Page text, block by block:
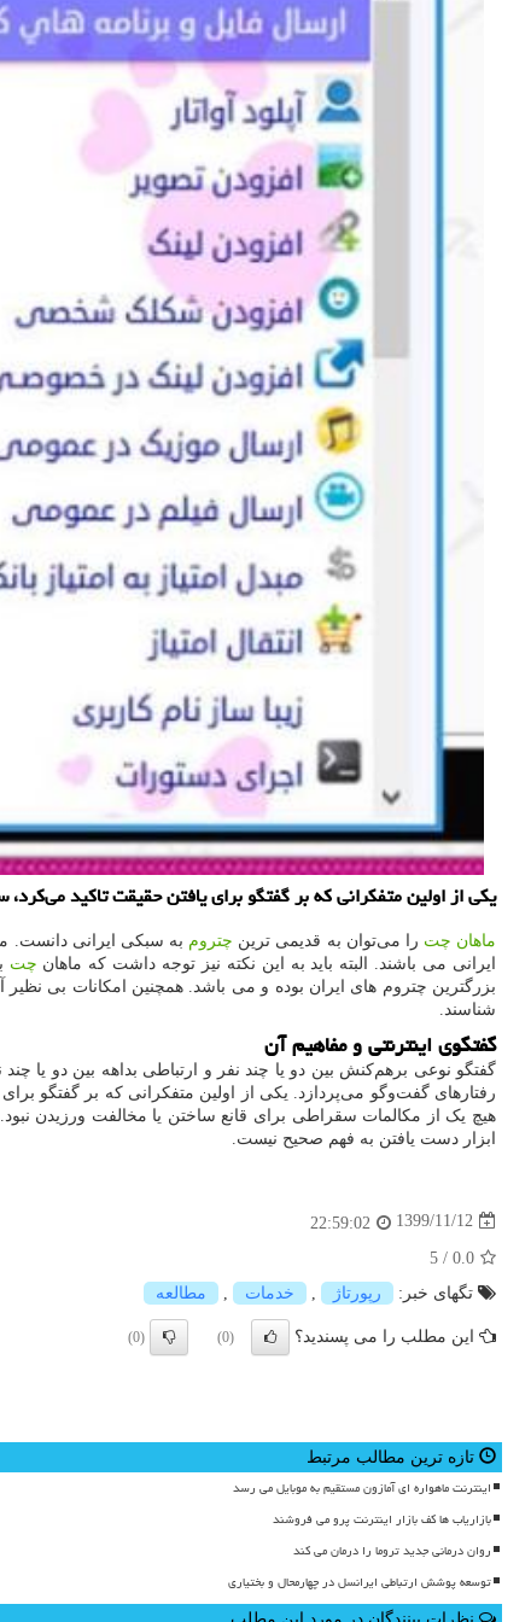
یكی از اولین متفكرانی كه بر گفتگو برای یافتن حقیقت تاكید
ماهان چت را میتوان به قدیمی ترین چتروم به سبکی ایرانی دانست.
ایرانی می باشند. البته باید به این نکته نیز توجه داشت که ماهان چت
بزرگترین چتروم های ایران بوده و می باشد. همچنین امکانات بی
شناسند.
گفتگوی اینترنتی و مفاهیم آن
گفتگو نوعی برهم‌کنش بین دو یا چند نفر و ارتباطی بداهه بین دو
رفتارهای گفت‌وگو می‌پردازد. یکی از اولین متفکرانی که بر گفتگو
هیچ یک از مکالمات سقراطی برای قانع ساختن یا مخالفت‌ ورزیدن
ابزار دست یافتن به فهم صحیح نیست.
1399/11/12
22:59:02
0.0
/
5
تگهای خبر:
رپورتاژ خدمات مطالعه
این مطلب را می پسندید؟ (0)
(0)
تازه ترین مطالب مرتبط
اینترنت ماهواره ای آمازون مستقیم به موبایل می رسد
بازاریاب ها کف بازار اینترنت پرو می فروشند
روان درمانی جدید تروما را درمان می کند
توسعه پوشش ارتباطی ایرانسل در چهارمحال و بختیاری